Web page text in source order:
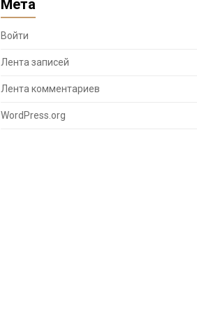
Мета
Войти
Лента записей
Лента комментариев
WordPress.org